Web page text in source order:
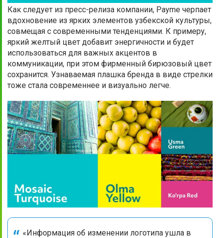
Как следует из пресс-релиза компании, Payme черпает
вдохновение из ярких элементов узбекской культуры,
совмещая с современными тенденциями. К примеру,
яркий желтый цвет добавит энергичности и будет
использоваться для важных акцентов в
коммуникации, при этом фирменный бирюзовый цвет
сохранится. Узнаваемая плашка бренда в виде стрелки
тоже стала современнее и визуально легче.
«Информация об изменении логотипа ушла в